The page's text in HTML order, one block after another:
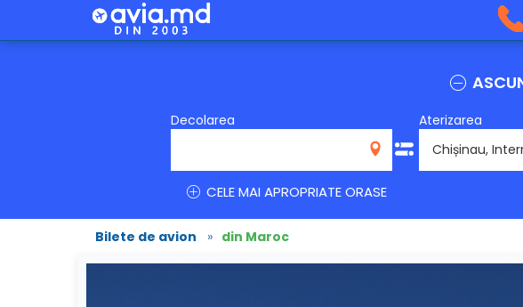
Decolarea
Aterizarea
CELE MAI APROPRIATE ORASE
Bilete de avion » din Maroc